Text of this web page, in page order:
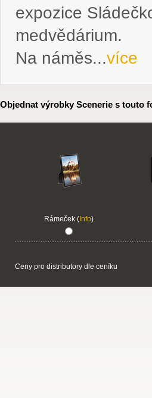
expozice
medvědárium.
Na náměs...více
Objednat výrobky Scenerie s touto
Rámeček (Info)
Ceny pro distributory dle ceníku